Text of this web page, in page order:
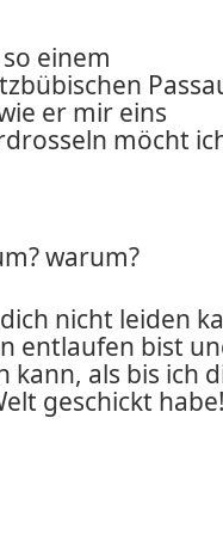
einem
er mir eins
möcht
warum?
nicht leiden
entlaufen bist
kann, als bis ich
geschickt